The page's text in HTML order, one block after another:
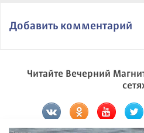
Добавить комментарий
Читайте Вечерний